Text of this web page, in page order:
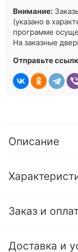
Внимание:
(указано в
программе
На заказные
Отправьте
Описание
Заказ и
Доставка и